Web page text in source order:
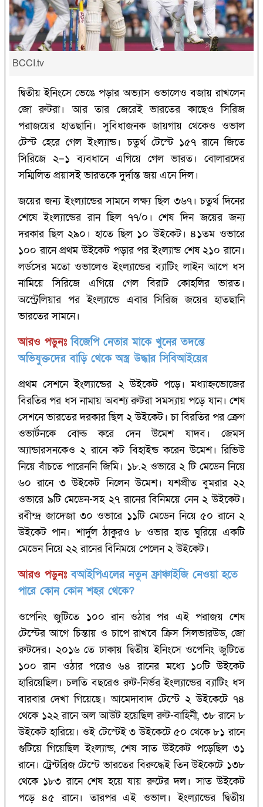
BCCI.tv
দ্বিতীয় ইনিংসে ভেঙে পড়ার অভ্যাস ওভালেও বজায় রাখলেন
জো রুটরা। আর তার জেরেই ভারতের কাছেও সিরিজ
পরাজয়ের হাতছানি। সুবিধাজনক জায়গায় থেকেও ওভাল
টেস্ট হেরে গেল ইংল্যান্ড। চতুর্থ টেস্টে ১৫৭ রানে জিতে
সিরিজে ২–১ ব্যবধানে এগিয়ে গেল ভারত। বোলারদের
সম্মিলিত প্রয়াসই ভারতকে দুর্দান্ত জয় এনে দিল।
জয়ের জন্য ইংল্যান্ডের সামনে লক্ষ্য ছিল ৩৬৭। চতুর্থ দিনের
শেষে ইংল্যান্ডের রান ছিল ৭৭/‌০। শেষ দিন জয়ের জন্য
দরকার ছিল ২৯০। হাতে ছিল ১০ উইকেট। ৪১তম ওভারে
১০০ রানে প্রথম উইকেট পড়ার পর ইংল্যান্ড শেষ ২১০ রানে।
লর্ডসের মতো ওভালেও ইংল্যান্ডের ব্যাটিং লাইন আপে ধস
নামিয়ে সিরিজে এগিয়ে গেল বিরাট কোহলির ভারত।
অস্ট্রেলিয়ার পর ইংল্যান্ডে এবার সিরিজ জয়ের হাতছানি
ভারতের সামনে।
আরও পড়ুনঃ বিজেপি নেতার মাকে খুনের তদন্তে
অভিযুক্তদের বাড়ি থেকে অস্ত্র উদ্ধার সিবিআইয়ের
প্রথম সেশনে ইংল্যান্ডের ২ উইকেট পড়ে। মধ্যাহ্নভোজের
বিরতির পর ধস নামায় অবশ্য রুটরা সমস্যায় পড়ে যান। শেষ
সেশনে ভারতের দরকার ছিল ২ উইকেট। চা বিরতির পর ক্রেগ
ওভার্টনকে বোল্ড করে দেন উমেশ যাদব। জেমস
অ্যান্ডারসনকেও ২ রানে কট বিহাইন্ড করেন উমেশ। রিভিউ
নিয়ে বাঁচতে পারেননি জিমি। ১৮.২ ওভারে ২ টি মেডেন নিয়ে
৬০ রানে ৩ উইকেট নিলেন উমেশ। যশপ্রীত বুমরার ২২
ওভারে ৯টি মেডেন-সহ ২৭ রানের বিনিময়ে নেন ২ উইকেট।
রবীন্দ্র জাদেজা ৩০ ওভারে ১১টি মেডেন নিয়ে ৫০ রানে ২
উইকেট পান। শার্দুল ঠাকুরও ৮ ওভার হাত ঘুরিয়ে একটি
মেডেন নিয়ে ২২ রানের বিনিময়ে পেলেন ২ উইকেট।
আরও পড়ুনঃ বআইপিএলের নতুন ফ্রাঞ্চাইজি নেওয়া হতে
পারে কোন কোন শহর থেকে?‌
ওপেনিং জুটিতে ১০০ রান ওঠার পর এই পরাজয় শেষ
টেস্টের আগে চিন্তায় ও চাপে রাখবে ক্রিস সিলভারউড, জো
রুটদের। ২০১৬ তে ঢাকায় দ্বিতীয় ইনিংসে ওপেনিং জুটিতে
১০০ রান ওঠার পরেও ৬৪ রানের মধ্যে ১০টি উইকেট
হারিয়েছিল। চলতি বছরেও রুট-নির্ভর ইংল্যান্ডের ব্যাটিং ধস
বারবার দেখা গিয়েছে। আমেদাবাদ টেস্টে ২ উইকেটে ৭৪
থেকে ১২২ রানে অল আউট হয়েছিল রুট-বাহিনী, ৩৮ রানে ৮
উইকেট হারিয়ে। ওই টেস্টেই ৩ উইকেটে ৫০ থেকে ৮১ রানে
গুটিয়ে গিয়েছিল ইংল্যান্ড, শেষ সাত উইকেট পড়েছিল ৩১
রানে। ট্রেন্টব্রিজ টেস্টে ভারতের বিরুদ্ধেই তিন উইকেটে ১৩৮
থেকে ১৮৩ রানে শেষ হয়ে যায় রুটের দল। সাত উইকেট
পড়ে ৪৫ রানে। তারপর এই ওভাল। ইংল্যান্ডের দ্বিতীয়